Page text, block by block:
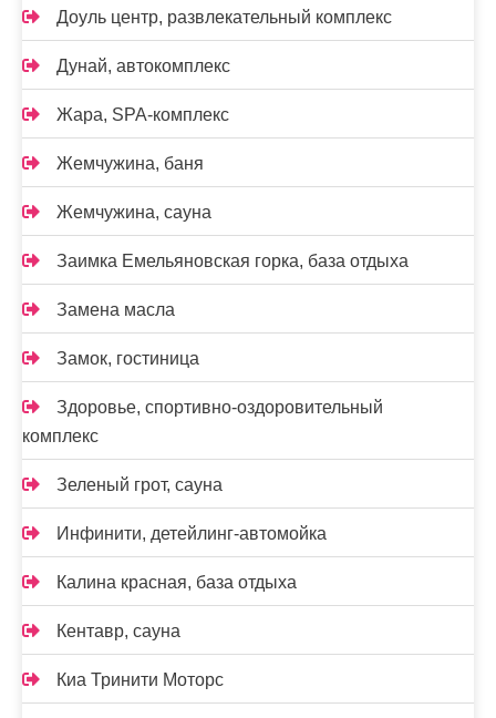
Доуль центр, развлекательный комплекс
Дунай, автокомплекс
Жара, SPA-комплекс
Жемчужина, баня
Жемчужина, сауна
Заимка Емельяновская горка, база отдыха
Замена масла
Замок, гостиница
Здоровье, спортивно-оздоровительный
комплекс
Зеленый грот, сауна
Инфинити, детейлинг-автомойка
Калина красная, база отдыха
Кентавр, сауна
Киа Тринити Моторс